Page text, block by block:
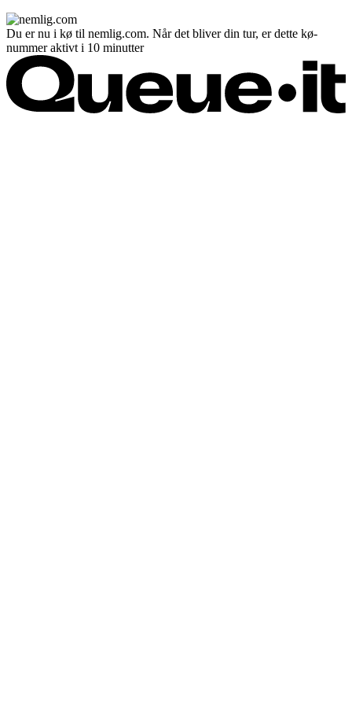
Du er nu i kø til nemlig.com. Når det bliver din tur, er dette kø-
nummer aktivt i 10 minutter